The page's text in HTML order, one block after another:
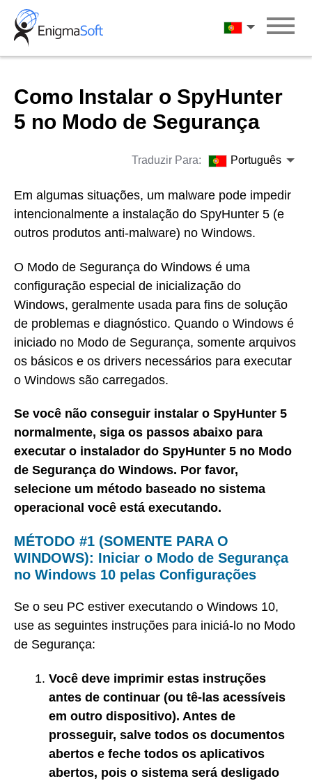
Skip
content
Português
Como Instalar o SpyHunter
5 no Modo de Segurança
Traduzir Para: Português
Em algumas situações, um malware pode impedir
intencionalmente a instalação do SpyHunter 5 (e
outros produtos anti-malware) no Windows.
O Modo de Segurança do Windows é uma
configuração especial de inicialização do
Windows, geralmente usada para fins de solução
de problemas e diagnóstico. Quando o Windows é
iniciado no Modo de Segurança, somente arquivos
os básicos e os drivers necessários para executar
o Windows são carregados.
Se você não conseguir instalar o SpyHunter 5
normalmente, siga os passos abaixo para
executar o instalador do SpyHunter 5 no Modo
de Segurança do Windows. Por favor,
selecione um método baseado no sistema
operacional você está executando.
MÉTODO #1 (SOMENTE PARA O
WINDOWS): Iniciar o Modo de Segurança
no Windows 10 pelas Configurações
Se o seu PC estiver executando o Windows 10,
use as seguintes instruções para iniciá-lo no Modo
de Segurança:
Você deve imprimir estas instruções
antes de continuar (ou tê-las acessíveis
em outro dispositivo). Antes de
prosseguir, salve todos os documentos
abertos e feche todos os aplicativos
abertos, pois o sistema será desligado